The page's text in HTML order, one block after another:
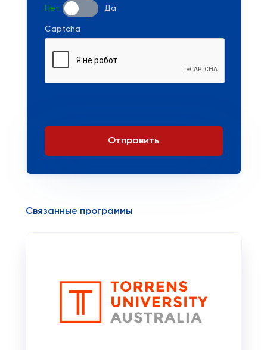
Нет Да
Captcha
Отправить
Связанные программы